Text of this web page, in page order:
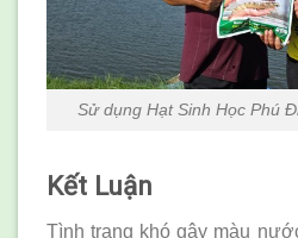
Sử dụng Hạt Sinh Học Phú
Kết Luận
Tình trạng khó gây màu